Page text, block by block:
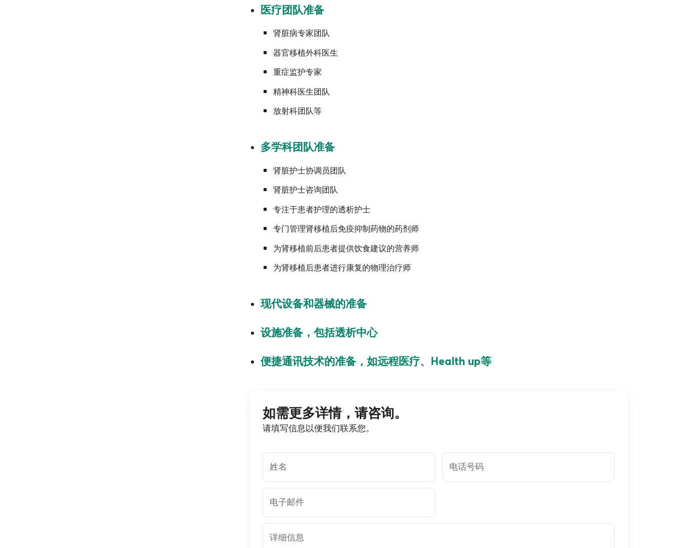
医疗团队准备
肾脏病专家团队
器官移植外科医生
重症监护专家
精神科医生团队
放射科团队等
多学科团队准备
肾脏护士协调员团队
肾脏护士咨询团队
专注于患者护理的透析护士
专门管理肾移植后免疫抑制药物的药剂师
为肾移植前后患者提供饮食建议的营养师
为肾移植后患者进行康复的物理治疗师
现代设备和器械的准备
设施准备，包括透析中心
便捷通讯技术的准备，如远程医疗、Health up等
如需更多详情，请咨询。
请填写信息以便我们联系您。
姓名 电话号码
电子邮件
详细信息